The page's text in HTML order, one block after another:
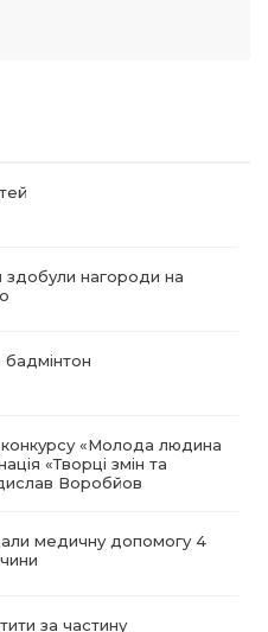
здобули нагороди на
бадмінтон
«Молода людина
«Творці змін та
Воробйов
медичну допомогу 4
за частину